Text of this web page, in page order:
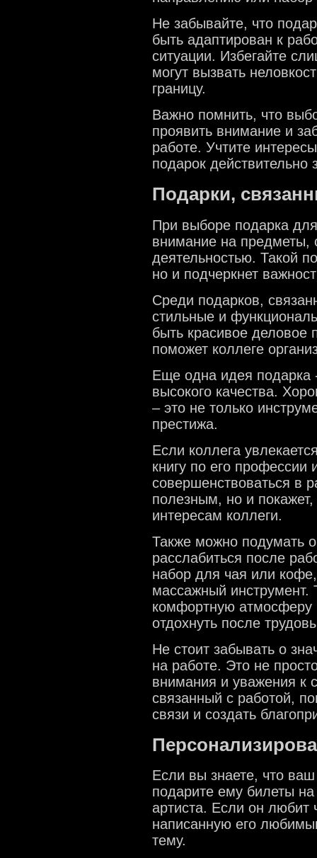
Не забывайте, что
быть адаптирован к
ситуации. Избегайте
могут вызвать
границу.
Важно помнить, что
проявить внимание и
работе. Учтите
подарок
Подарки,
При выборе подарка
внимание на предметы,
деятельностью. Такой
но и подчеркнет
Среди подарков,
стильные и
быть красивое деловое
поможет коллеге
Еще одна идея подарка
высокого качества.
– это не только
престижа.
Если коллега
книгу по его профессии
совершенствоваться в
полезным, но и
интересам коллеги.
Также можно подумать
расслабиться после
набор для чая или
массажный инструмент.
комфортную атмосферу
отдохнуть после
Не стоит забывать о
на работе. Это не
внимания и уважения к
связанный с работой,
связи и создать
Если вы знаете, что
подарите ему билеты
артиста. Если он любит
написанную его
тему.